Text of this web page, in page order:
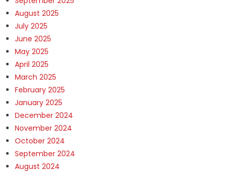
August 2025
July 2025
June 2025
May 2025
April 2025
March 2025
February 2025
January 2025
December 2024
November 2024
October 2024
September 2024
August 2024